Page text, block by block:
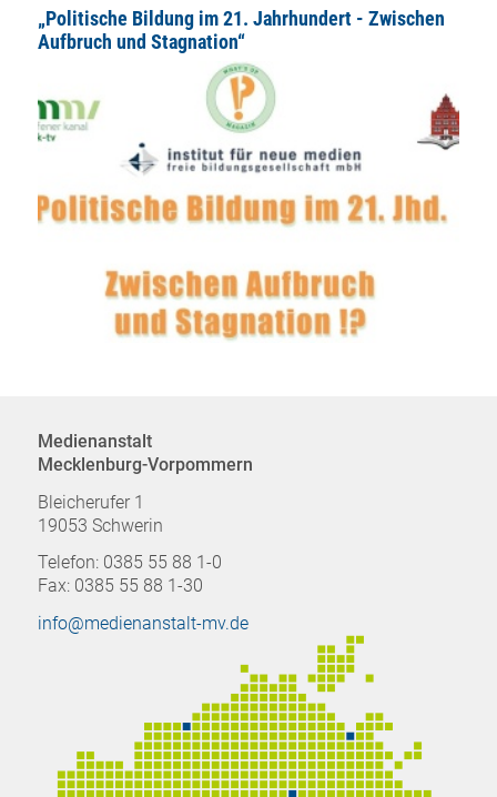
„Politische Bildung im 21. Jahrhundert - Zwischen
Aufbruch und Stagnation“
Medienanstalt
Mecklenburg-Vorpommern
Bleicherufer 1
19053 Schwerin
Telefon: 0385 55 88 1-0
Fax: 0385 55 88 1-30
info@medienanstalt-mv.de